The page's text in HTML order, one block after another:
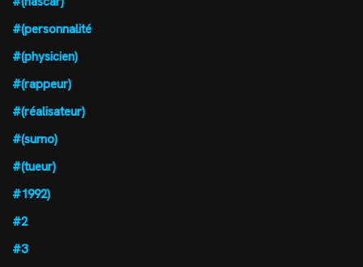
#(personnalité
#(physicien)
#(rappeur)
#(réalisateur)
#(sumo)
#(tueur)
#1992)
#2
#3